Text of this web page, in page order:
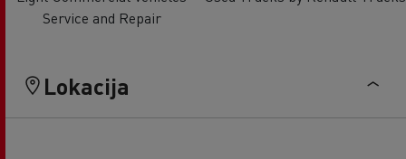
Service and Repair
Lokacija